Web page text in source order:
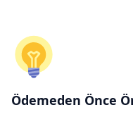
Ödemeden Önce